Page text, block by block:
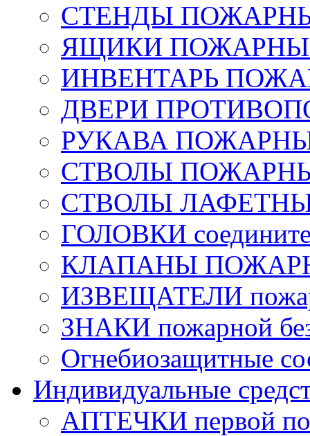
СТЕНДЫ
ЯЩИКИ ПОЖАРНЫЕ
ИНВЕНТАРЬ
ДВЕРИ
РУКАВА
СТВОЛЫ
СТВОЛЫ
ГОЛОВКИ
КЛАПАНЫ
ИЗВЕЩАТЕЛИ
ЗНАКИ пожарной
Огнебиозащитные
Индивидуальные
АПТЕЧКИ первой